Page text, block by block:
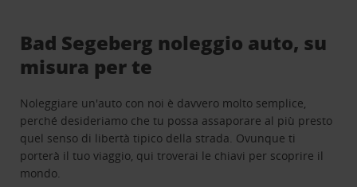
Bad Segeberg noleggio auto, su
misura per te
Noleggiare un'auto con noi è davvero molto semplice,
perché desideriamo che tu possa assaporare al più presto
quel senso di libertà tipico della strada. Ovunque ti
porterà il tuo viaggio, qui troverai le chiavi per scoprire il
mondo.